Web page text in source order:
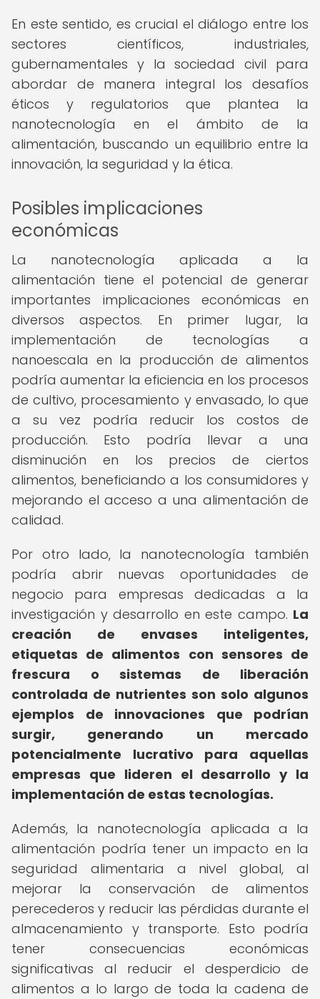
En este sentido, es crucial el diálogo entre los
sectores científicos, industriales,
gubernamentales y la sociedad civil para
abordar de manera integral los desafíos
éticos y regulatorios que plantea la
nanotecnología en el ámbito de la
alimentación, buscando un equilibrio entre la
innovación, la seguridad y la ética.
Posibles implicaciones
económicas
La nanotecnología aplicada a la
alimentación tiene el potencial de generar
importantes implicaciones económicas en
diversos aspectos. En primer lugar, la
implementación de tecnologías a
nanoescala en la producción de alimentos
podría aumentar la eficiencia en los procesos
de cultivo, procesamiento y envasado, lo que
a su vez podría reducir los costos de
producción. Esto podría llevar a una
disminución en los precios de ciertos
alimentos, beneficiando a los consumidores y
mejorando el acceso a una alimentación de
calidad.
Por otro lado, la nanotecnología también
podría abrir nuevas oportunidades de
negocio para empresas dedicadas a la
investigación y desarrollo en este campo. La
creación de envases inteligentes,
etiquetas de alimentos con sensores de
frescura o sistemas de liberación
controlada de nutrientes son solo algunos
ejemplos de innovaciones que podrían
surgir, generando un mercado
potencialmente lucrativo para aquellas
empresas que lideren el desarrollo y la
implementación de estas tecnologías.
Además, la nanotecnología aplicada a la
alimentación podría tener un impacto en la
seguridad alimentaria a nivel global, al
mejorar la conservación de alimentos
perecederos y reducir las pérdidas durante el
almacenamiento y transporte. Esto podría
tener consecuencias económicas
significativas al reducir el desperdicio de
alimentos a lo largo de toda la cadena de